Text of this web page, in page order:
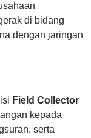
di bidang
dengan jaringan
Field Collector
kepada
serta